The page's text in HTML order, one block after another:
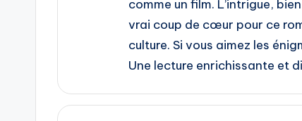
comme un film. L’intrigue,
vrai coup de cœur pour ce
culture. Si vous aimez les
Une lecture enrichissante et